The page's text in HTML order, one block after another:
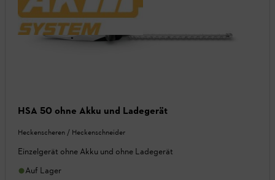
HSA 50 ohne Akku und Ladegerät
Heckenscheren / Heckenschneider
Einzelgerät ohne Akku und ohne Ladegerät
Auf Lager